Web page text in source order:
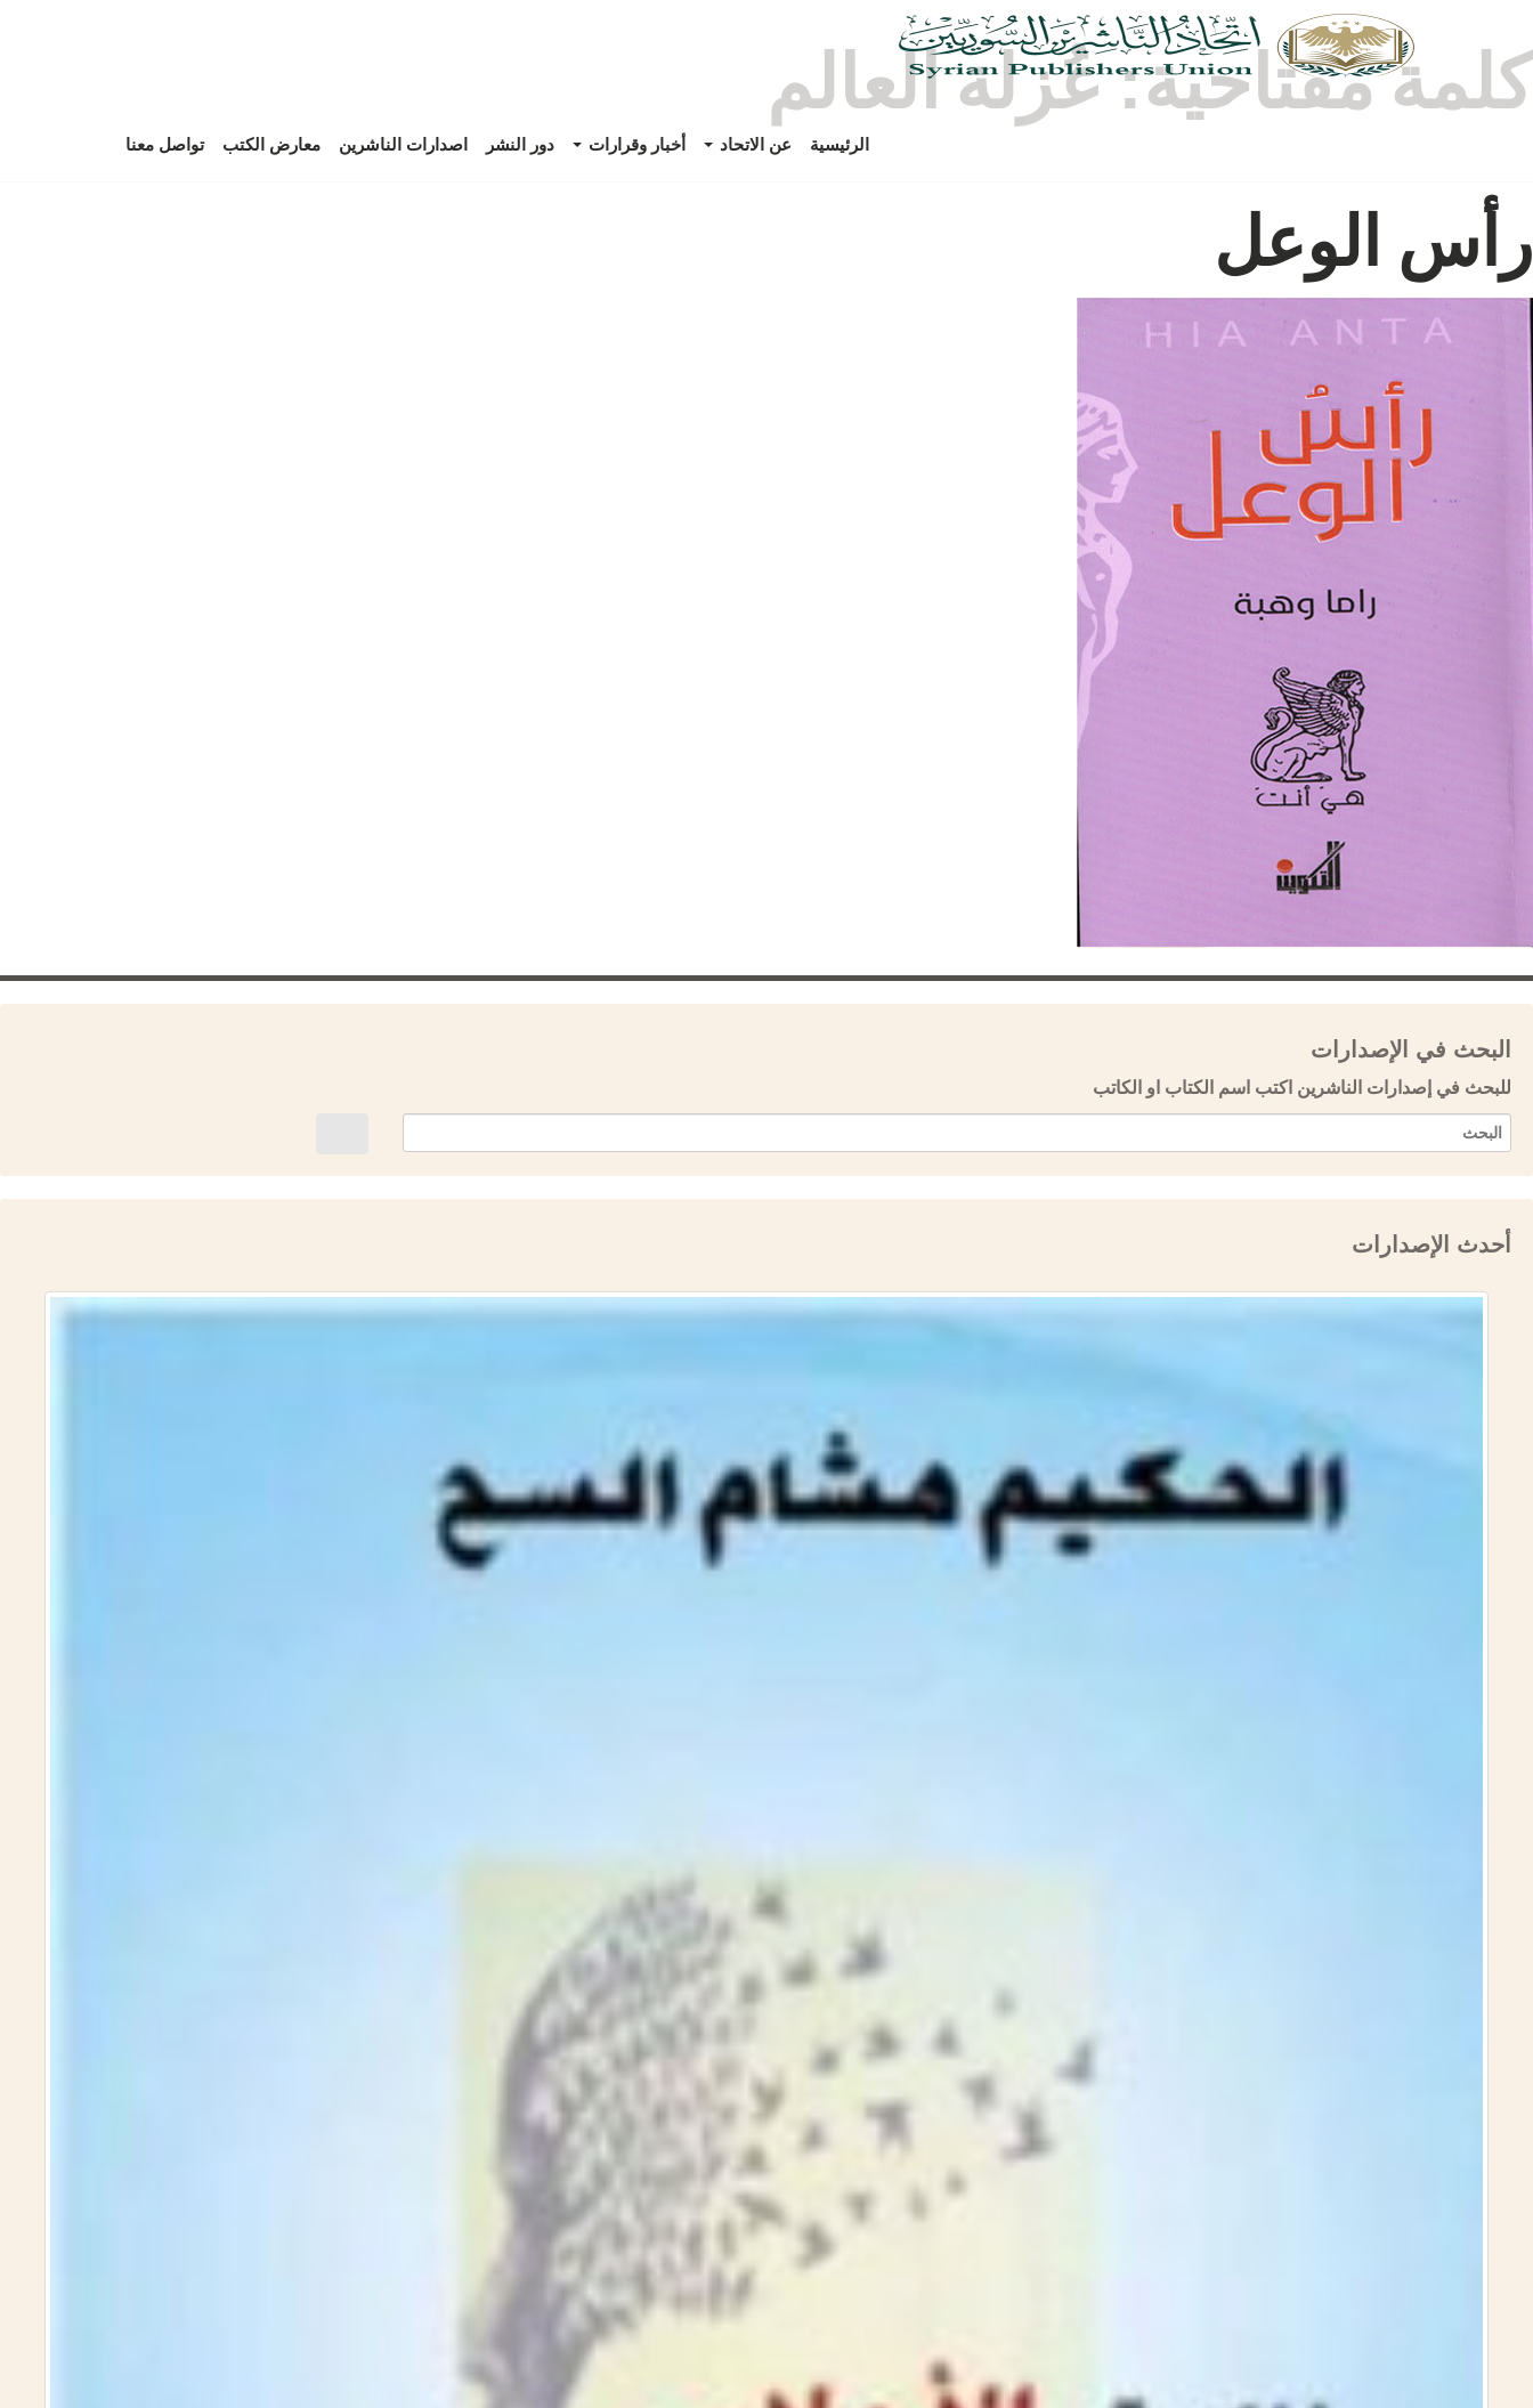
الرئيسية عن الاتحاد أخبار وقرارات دور النشر اصدارات الناشرين معارض الكتب تواصل معنا
كلمة مفتاحية:عُزلة العالم
رأس الوعل
البحث في الإصدارات
للبحث في إصدارات الناشرين اكتب اسم الكتاب او الكاتب
أحدث الإصدارات